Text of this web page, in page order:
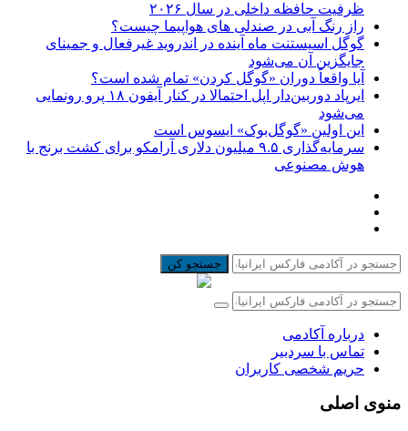
ظرفیت حافظه داخلی در سال ۲۰۲۶
راز رنگ آبی در صندلی های هواپیما چیست؟
گوگل اسیستنت ماه آینده در اندروید غیرفعال و جمینای
جایگزین آن می‌شود
آیا واقعاً دوران «گوگل کردن» تمام شده است؟
ایرپاد دوربین‌دار اپل احتمالا در کنار آیفون ۱۸ پرو رونمایی
می‌شود
این اولین «گوگل‌بوک» ایسوس است
سرمایه‌گذاری ۹.۵ میلیون دلاری آرامکو برای کشت برنج با
هوش مصنوعی
جستجو کن
درباره آکادمی
تماس با سردبیر
حریم شخصی کاربران
منوی اصلی